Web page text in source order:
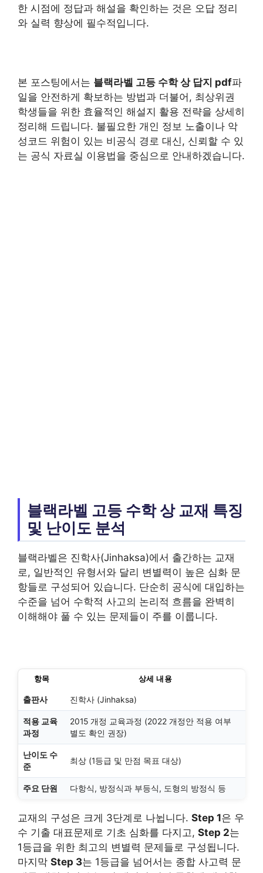
한 시점에 정답과 해설을 확인하는 것은 오답 정리
와 실력 향상에 필수적입니다.
본 포스팅에서는 블랙라벨 고등 수학 상 답지 pdf파
일을 안전하게 확보하는 방법과 더불어, 최상위권
학생들을 위한 효율적인 해설지 활용 전략을 상세히
정리해 드립니다. 불필요한 개인 정보 노출이나 악
성코드 위험이 있는 비공식 경로 대신, 신뢰할 수 있
는 공식 자료실 이용법을 중심으로 안내하겠습니다.
블랙라벨 고등 수학 상 교재 특징
및 난이도 분석
블랙라벨은 진학사(Jinhaksa)에서 출간하는 교재
로, 일반적인 유형서와 달리 변별력이 높은 심화 문
항들로 구성되어 있습니다. 단순히 공식에 대입하는
수준을 넘어 수학적 사고의 논리적 흐름을 완벽히
이해해야 풀 수 있는 문제들이 주를 이룹니다.
항목 상세 내용
출판사 진학사 (Jinhaksa)
적용 교육
과정
2015 개정 교육과정 (2022 개정안 적용 여부
별도 확인 권장)
난이도 수
준
최상 (1등급 및 만점 목표 대상)
주요 단원 다항식, 방정식과 부등식, 도형의 방정식 등
교재의 구성은 크게 3단계로 나뉩니다. Step 1은 우
수 기출 대표문제로 기초 심화를 다지고, Step 2는
1등급을 위한 최고의 변별력 문제들로 구성됩니다.
마지막 Step 3는 1등급을 넘어서는 종합 사고력 문